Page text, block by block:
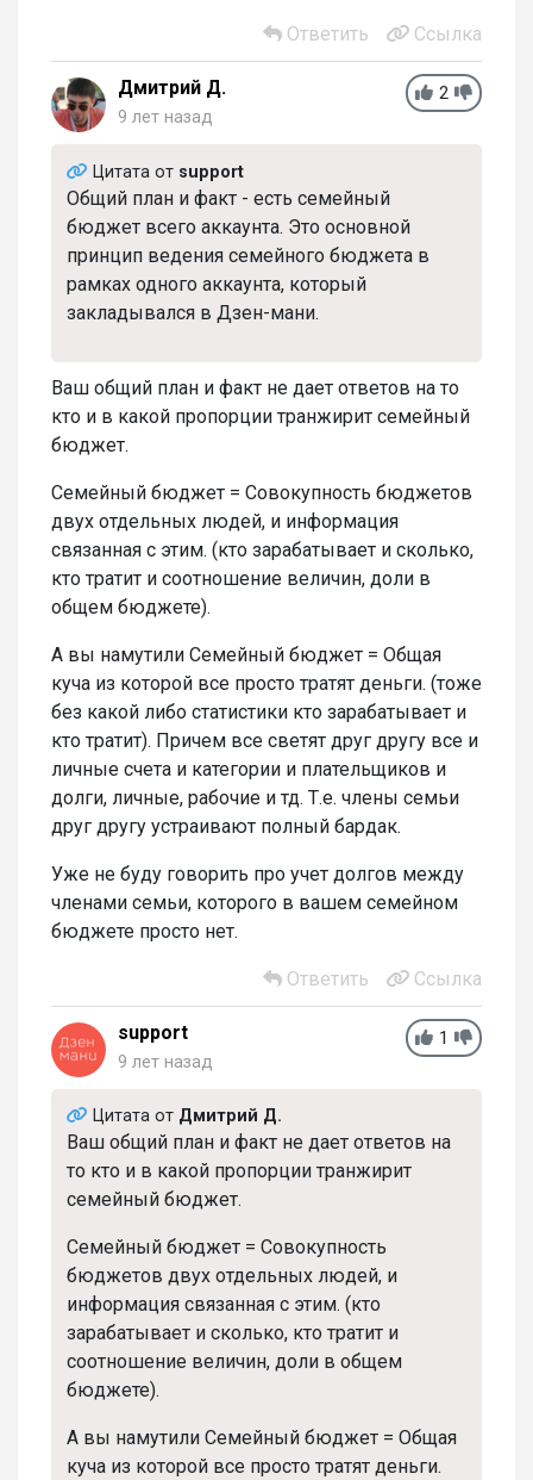
Ответить Ссылка
2
Дмитрий Д.
9 лет назад
Цитата от support
Общий план и факт - есть семейный
бюджет всего аккаунта. Это основной
принцип ведения семейного бюджета в
рамках одного аккаунта, который
закладывался в Дзен-мани.
Ваш общий план и факт не дает ответов на то
кто и в какой пропорции транжирит семейный
бюджет.
Семейный бюджет = Совокупность бюджетов
двух отдельных людей, и информация
связанная с этим. (кто зарабатывает и сколько,
кто тратит и соотношение величин, доли в
общем бюджете).
А вы намутили Семейный бюджет = Общая
куча из которой все просто тратят деньги. (тоже
без какой либо статистики кто зарабатывает и
кто тратит). Причем все светят друг другу все и
личные счета и категории и плательщиков и
долги, личные, рабочие и тд. Т.е. члены семьи
друг другу устраивают полный бардак.
Уже не буду говорить про учет долгов между
членами семьи, которого в вашем семейном
бюджете просто нет.
Ответить Ссылка
1
support
9 лет назад
Цитата от Дмитрий Д.
Ваш общий план и факт не дает ответов на
то кто и в какой пропорции транжирит
семейный бюджет.
Семейный бюджет = Совокупность
бюджетов двух отдельных людей, и
информация связанная с этим. (кто
зарабатывает и сколько, кто тратит и
соотношение величин, доли в общем
бюджете).
А вы намутили Семейный бюджет = Общая
куча из которой все просто тратят деньги.